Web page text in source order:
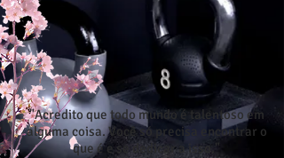
"Acredito que todo mundo é talentoso em
alguma coisa. Você só precisa encontrar o
que é e se dedicar a isso."